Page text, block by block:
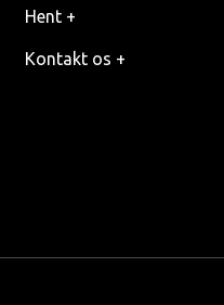
Hent +
Kontakt os +